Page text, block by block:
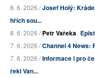
8. 6. 2026 /Josef Holý:
hřích sou...
8. 6. 2026 /Petr Vařeka
7. 6. 2026 /Channel 4 News:
7. 6. 2026 /Informace i pro
řekl Van...